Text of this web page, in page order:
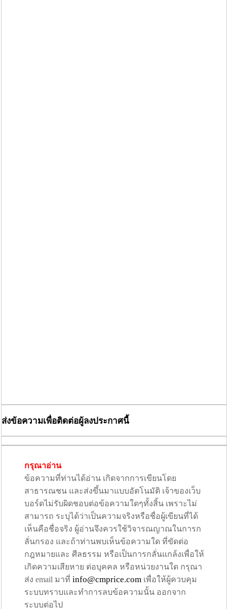
ส่งข้อความเพื่อติดต่อผู้ลงประกาศนี้
กรุณาอ่าน
ข้อความที่ท่านได้อ่าน เกิดจากการเขียนโดย
สาธารณชน และส่งขึ้นมาแบบอัตโนมัติ เจ้าของเว็บ
บอร์ดไม่รับผิดชอบต่อข้อความใดๆทั้งสิ้น เพราะไม่
สามารถ ระบุได้ว่าเป็นความจริงหรือชื่อผู้เขียนที่ได้
เห็นคือชื่อจริง ผู้อ่านจึงควรใช้วิจารณญาณในการก
ลั่นกรอง และถ้าท่านพบเห็นข้อความใด ที่ขัดต่อ
กฎหมายและ ศีลธรรม หรือเป็นการกลั่นแกล้งเพื่อให้
เกิดความเสียหาย ต่อบุคคล หรือหน่วยงานใด กรุณา
ส่ง email มาที่ info@cmprice.com เพื่อให้ผู้ควบคุม
ระบบทราบและทำการลบข้อความนั้น ออกจาก
ระบบต่อไป